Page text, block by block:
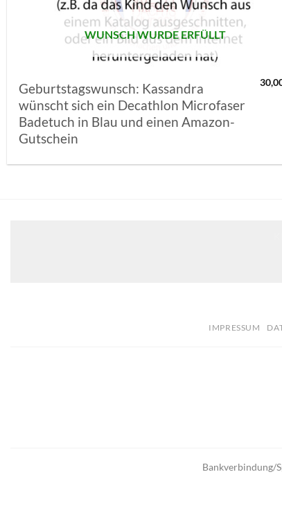
WUNSCH WURDE ERFÜLLT
Geburtstagswunsch: Kassandra
wünscht sich ein Decathlon Microfaser
Badetuch in Blau und einen Amazon-
Gutschein
IMPRESSUM
Bankverbindung/